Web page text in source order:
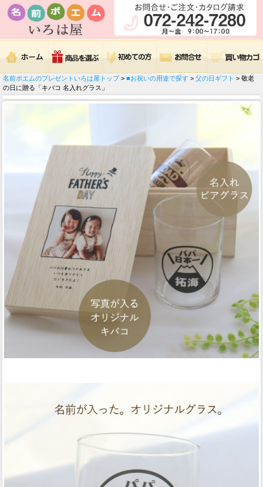
名前ポエムのプレゼントいろは屋トップ> ■お祝いの用途で探す > 父の日ギフト > 敬老
の日に贈る「キバコ 名入れグラス」